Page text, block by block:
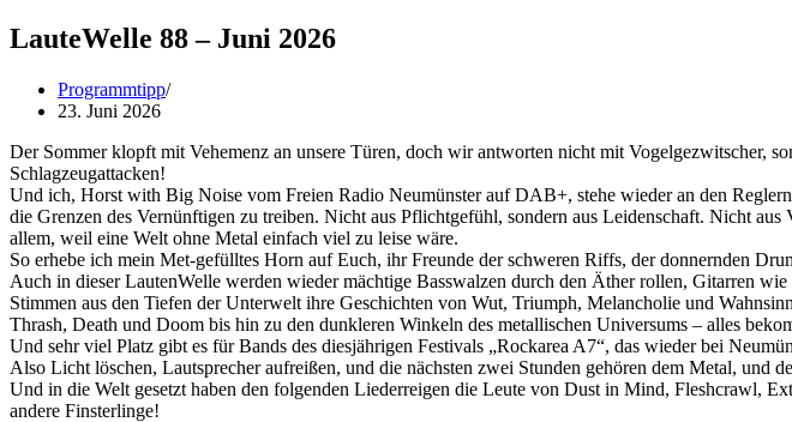
LauteWelle 88 – Juni 2026
Programmtipp
23. Juni 2026
Der Sommer klopft mit Vehemenz an unsere Türen, doch wir antworten nicht mit Vogelgezwitscher,
Schlagzeugattacken!
Und ich, Horst with Big Noise vom Freien Radio Neumünster auf DAB+, stehe wieder an den
die Grenzen des Vernünftigen zu treiben. Nicht aus Pflichtgefühl, sondern aus Leidenschaft. Nicht
allem, weil eine Welt ohne Metal einfach viel zu leise wäre.
So erhebe ich mein Met-gefülltes Horn auf Euch, ihr Freunde der schweren Riffs, der donnernden
Auch in dieser LautenWelle werden wieder mächtige Basswalzen durch den Äther rollen, Gitarren
Stimmen aus den Tiefen der Unterwelt ihre Geschichten von Wut, Triumph, Melancholie und
Thrash, Death und Doom bis hin zu den dunkleren Winkeln des metallischen Universums – alles
Und sehr viel Platz gibt es für Bands des diesjährigen Festivals „Rockarea A7“, das wieder bei
Also Licht löschen, Lautsprecher aufreißen, und die nächsten zwei Stunden gehören dem Metal, und
Und in die Welt gesetzt haben den folgenden Liederreigen die Leute von Dust in Mind, Fleshcrawl,
andere Finsterlinge!